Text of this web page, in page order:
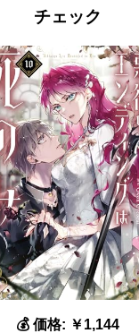
チェック
💰 価格: ￥1,144